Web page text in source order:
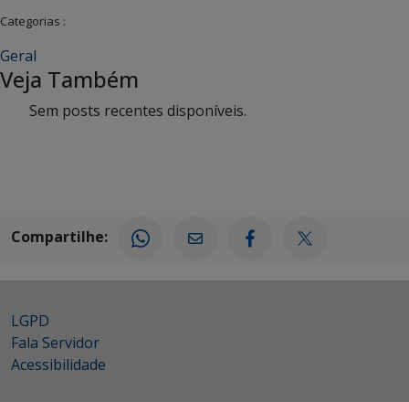
Categorias :
Geral
Veja Também
Sem posts recentes disponíveis.
Compartilhe:
LGPD
Fala Servidor
Acessibilidade